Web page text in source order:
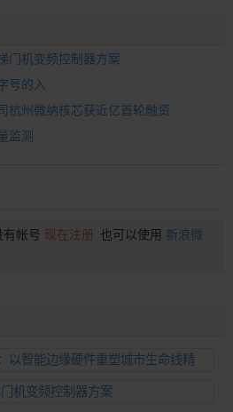
门机变频控制器方案
号的入
杭州微纳核芯获近亿首轮融资
监测
有帐号 现在注册 也可以使用 新浪微
智能边缘硬件重塑城市生命线精
机变频控制器方案